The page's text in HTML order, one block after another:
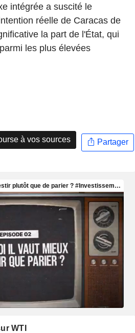
intégrée a suscité le
réelle de Caracas de
la part de l'État, qui
les plus élevées
à vos sources Partager
WTI